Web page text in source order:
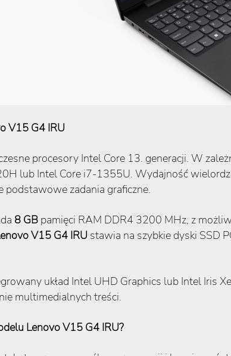
V15 G4 IRU
procesory Intel Core 13. generacji. W
lub Intel Core i7-1355U. Wydajność
podstawowe zadania graficzne.
8 GB pamięci RAM DDR4 3200 MHz, z
V15 G4 IRU stawia na szybkie dyski SSD
układ Intel UHD Graphics lub Intel Iris
multimedialnych treści.
Lenovo V15 G4 IRU?